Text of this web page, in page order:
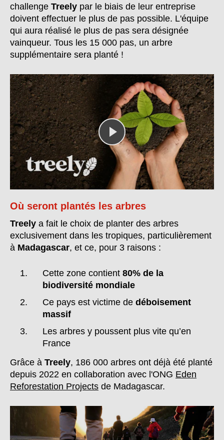
challenge Treely par le biais de leur entreprise
doivent effectuer le plus de pas possible. L'équipe
qui aura réalisé le plus de pas sera désignée
vainqueur. Tous les 15 000 pas, un arbre
supplémentaire sera planté !
Où seront plantés les arbres
Treely a fait le choix de planter des arbres
exclusivement dans les tropiques, particulièrement
à Madagascar, et ce, pour 3 raisons :
Cette zone contient 80% de la
biodiversité mondiale
Ce pays est victime de déboisement
massif
Les arbres y poussent plus vite qu’en
France
Grâce à Treely, 186 000 arbres ont déjà été planté
depuis 2022 en collaboration avec l'ONG Eden
Reforestation Projects de Madagascar.